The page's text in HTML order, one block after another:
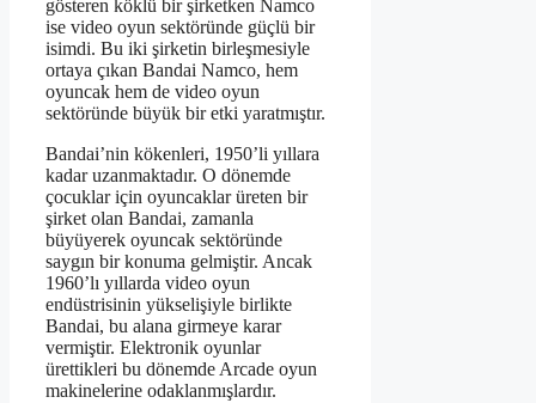
gösteren köklü bir şirketken Namco
ise video oyun sektöründe güçlü bir
isimdi. Bu iki şirketin birleşmesiyle
ortaya çıkan Bandai Namco, hem
oyuncak hem de video oyun
sektöründe büyük bir etki yaratmıştır.
Bandai’nin kökenleri, 1950’li yıllara
kadar uzanmaktadır. O dönemde
çocuklar için oyuncaklar üreten bir
şirket olan Bandai, zamanla
büyüyerek oyuncak sektöründe
saygın bir konuma gelmiştir. Ancak
1960’lı yıllarda video oyun
endüstrisinin yükselişiyle birlikte
Bandai, bu alana girmeye karar
vermiştir. Elektronik oyunlar
ürettikleri bu dönemde Arcade oyun
makinelerine odaklanmışlardır.